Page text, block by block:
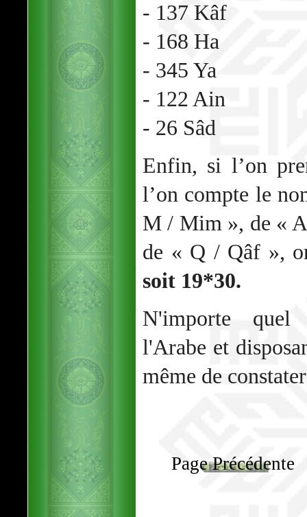
- 137 Kâf
- 168 Ha
- 345 Ya
- 122 Ain
- 26 Sâd
Enfin, si l’on
l’on compte le
M / Mim », de «
de « Q / Qâf »,
soit 19*30.
N'importe quel
l'Arabe et
même de
Page Précédente